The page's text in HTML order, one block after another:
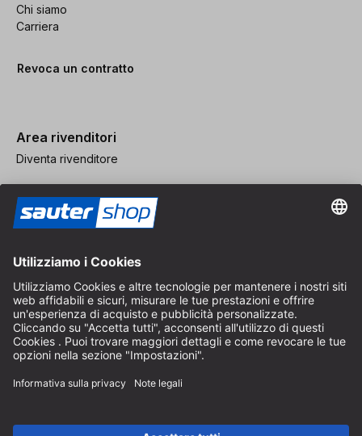
Chi siamo
Carriera
Revoca un contratto
Area rivenditori
Diventa rivenditore
CGV
Protezione dei Dati
Impostazioni dei Cookie
della Germania per pacchi di dimensioni standard, esclusi articoli